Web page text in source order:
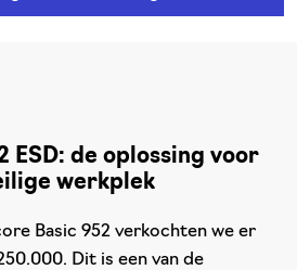
ESD: de oplossing voor
werkplek
Basic 952 verkochten we er
Dit is een van de